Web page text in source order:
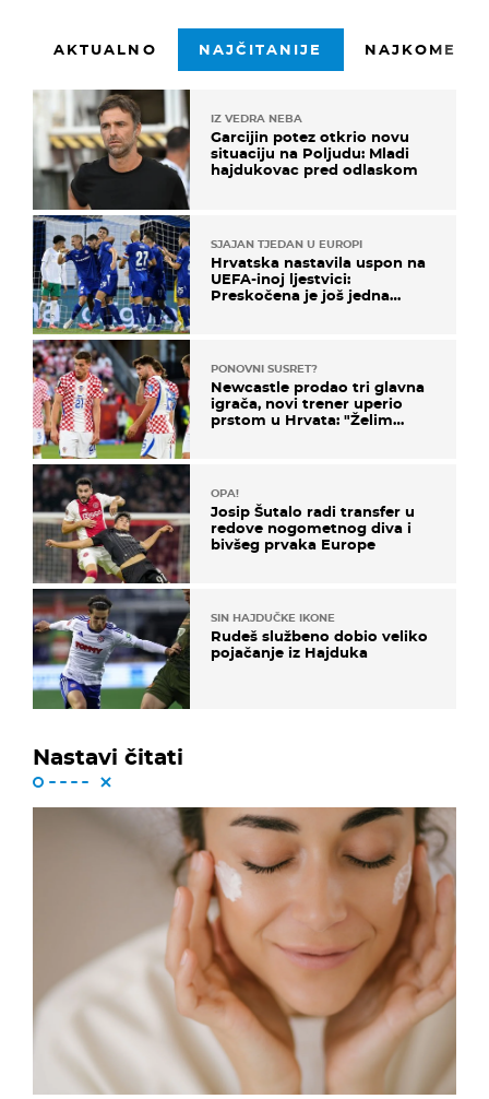
AKTUALNO NAJČITANIJE
IZ VEDRA NEBA
Garcijin potez otkrio novu
situaciju na Poljudu: Mladi
hajdukovac pred odlaskom
SJAJAN TJEDAN U EUROPI
Hrvatska nastavila uspon na
UEFA-inoj ljestvici:
Preskočena je još jedna
PONOVNI SUSRET?
Newcastle prodao tri glavna
igrača, novi trener uperio
prstom u Hrvata: "Želim
OPA!
Josip Šutalo radi transfer u
redove nogometnog diva i
bivšeg prvaka Europe
SIN HAJDUČKE IKONE
Rudeš službeno dobio veliko
pojačanje iz Hajduka
Nastavi čitati